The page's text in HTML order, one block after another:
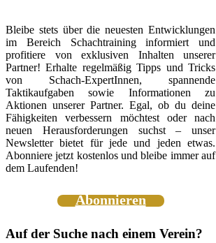
Bleibe stets über die neuesten Entwicklungen
im Bereich Schachtraining informiert und
profitiere von exklusiven Inhalten unserer
Partner! Erhalte regelmäßig Tipps und Tricks
von Schach-ExpertInnen, spannende
Taktikaufgaben sowie Informationen zu
Aktionen unserer Partner. Egal, ob du deine
Fähigkeiten verbessern möchtest oder nach
neuen Herausforderungen suchst – unser
Newsletter bietet für jede und jeden etwas.
Abonniere jetzt kostenlos und bleibe immer auf
dem Laufenden!
Abonnieren
Auf der Suche nach einem Verein?